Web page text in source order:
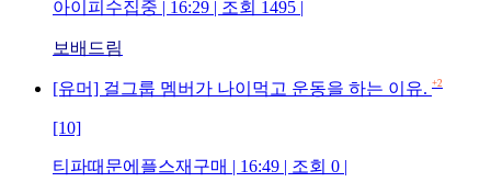
아이피수집중 | 16:29 | 조회 1495 |
보배드림
[유머] 걸그룹 멤버가 나이먹고 운동을 하는 이유. +2
[10]
티파때문에플스재구매 | 16:49 | 조회 0 |